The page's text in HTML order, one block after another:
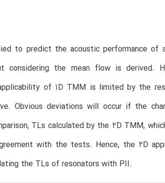
to predict the acoustic performance
considering the mean flow is derived.
of 1D TMM is limited by the
Obvious deviations will occur if the
TLs calculated by the 2D TMM,
with the tests. Hence, the 2D
the TLs of resonators with PII.